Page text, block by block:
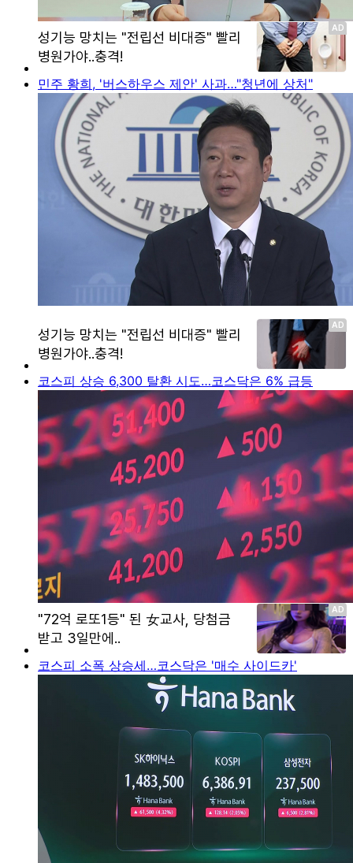
민주 황희, '버스하우스 제안' 사과…"청년에 상처"
코스피 상승 6,300 탈환 시도…코스닥은 6% 급등
코스피 소폭 상승세…코스닥은 '매수 사이드카'